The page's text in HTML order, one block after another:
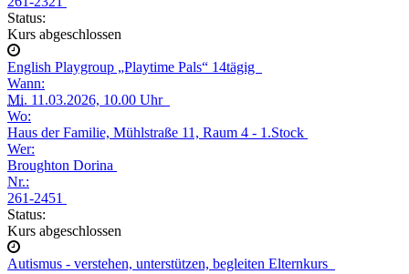
Status:
Kurs abgeschlossen
English Playgroup „Playtime Pals“ 14tägig
Wann:
Mi. 11.03.2026, 10.00 Uhr
Wo:
Haus der Familie, Mühlstraße 11, Raum 4 - 1.Stock
Wer:
Broughton Dorina
Nr.:
261-2451
Status:
Kurs abgeschlossen
Autismus - verstehen, unterstützen, begleiten Elternkurs